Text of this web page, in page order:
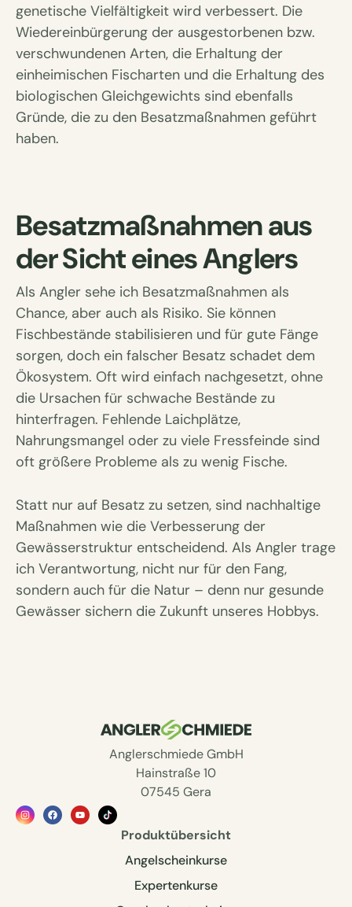
genetische Vielfältigkeit wird verbessert. Die
Wiedereinbürgerung der ausgestorbenen bzw.
verschwundenen Arten, die Erhaltung der
einheimischen Fischarten und die Erhaltung des
biologischen Gleichgewichts sind ebenfalls
Gründe, die zu den Besatzmaßnahmen geführt
haben.
Besatzmaßnahmen aus
der Sicht eines Anglers
Als Angler sehe ich Besatzmaßnahmen als
Chance, aber auch als Risiko. Sie können
Fischbestände stabilisieren und für gute Fänge
sorgen, doch ein falscher Besatz schadet dem
Ökosystem. Oft wird einfach nachgesetzt, ohne
die Ursachen für schwache Bestände zu
hinterfragen. Fehlende Laichplätze,
Nahrungsmangel oder zu viele Fressfeinde sind
oft größere Probleme als zu wenig Fische.
Statt nur auf Besatz zu setzen, sind nachhaltige
Maßnahmen wie die Verbesserung der
Gewässerstruktur entscheidend. Als Angler trage
ich Verantwortung, nicht nur für den Fang,
sondern auch für die Natur – denn nur gesunde
Gewässer sichern die Zukunft unseres Hobbys.
Anglerschmiede GmbH
Hainstraße 10
07545 Gera
Produktübersicht
Angelscheinkurse
Expertenkurse